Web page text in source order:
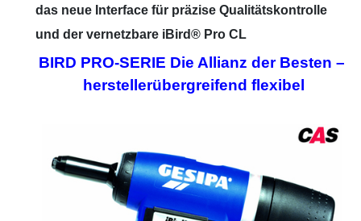
das neue Interface für präzise Qualitätskontrolle
und der vernetzbare iBird® Pro CL
BIRD PRO-SERIE Die Allianz der Besten –
herstellerübergreifend flexibel